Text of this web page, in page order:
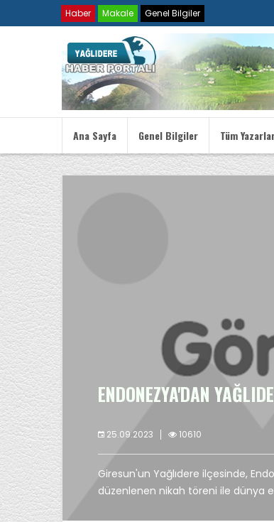
Haber Makale Genel Bilgiler
Ana Sayfa Genel Bilgiler Tüm
ENDONEZYA'DAN
25.09.2023 10610
Giresun'un Yağlıdere ilçesinde,
düzenlenen nikah töreni ile dünya